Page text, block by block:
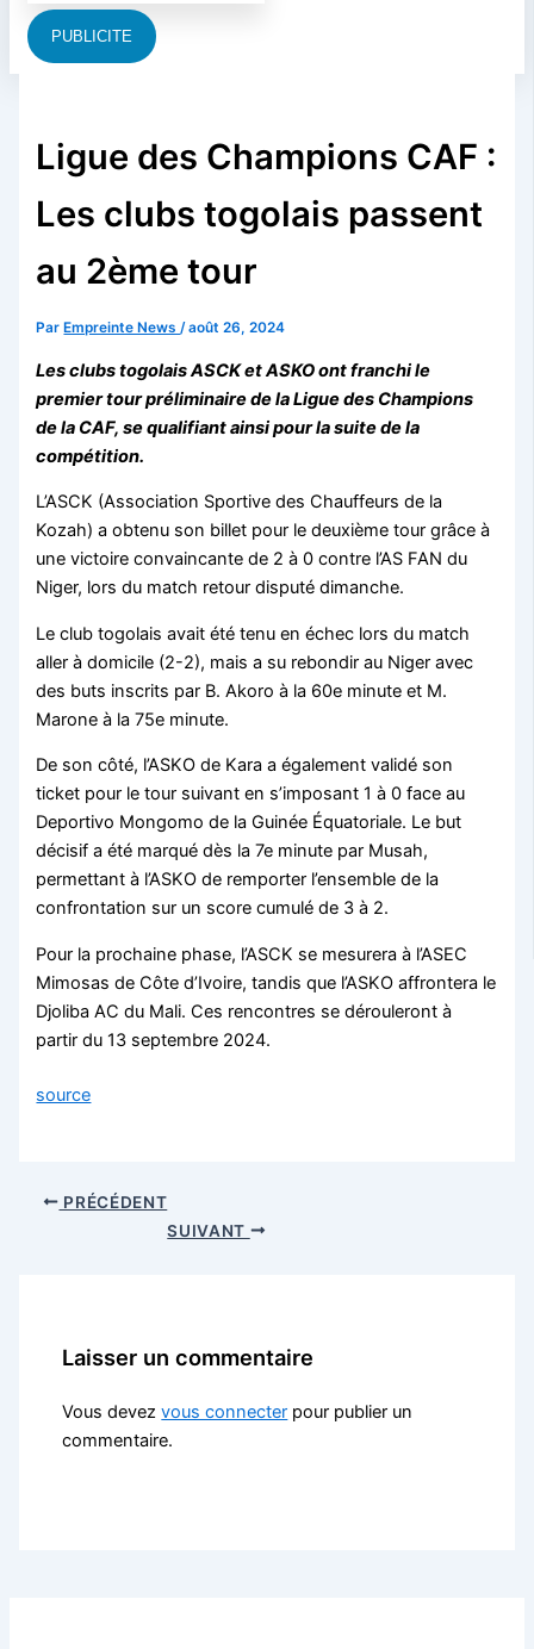
PUBLICITE
Ligue des Champions CAF :
Les clubs togolais passent
au 2ème tour
Par Empreinte News/août 26, 2024
Les clubs togolais ASCK et ASKO ont franchi le
premier tour préliminaire de la Ligue des Champions
de la CAF, se qualifiant ainsi pour la suite de la
compétition.
L’ASCK (Association Sportive des Chauffeurs de la
Kozah) a obtenu son billet pour le deuxième tour grâce à
une victoire convaincante de 2 à 0 contre l’AS FAN du
Niger, lors du match retour disputé dimanche.
Le club togolais avait été tenu en échec lors du match
aller à domicile (2-2), mais a su rebondir au Niger avec
des buts inscrits par B. Akoro à la 60e minute et M.
Marone à la 75e minute.
De son côté, l’ASKO de Kara a également validé son
ticket pour le tour suivant en s’imposant 1 à 0 face au
Deportivo Mongomo de la Guinée Équatoriale. Le but
décisif a été marqué dès la 7e minute par Musah,
permettant à l’ASKO de remporter l’ensemble de la
confrontation sur un score cumulé de 3 à 2.
Pour la prochaine phase, l’ASCK se mesurera à l’ASEC
Mimosas de Côte d’Ivoire, tandis que l’ASKO affrontera le
Djoliba AC du Mali. Ces rencontres se dérouleront à
partir du 13 septembre 2024.
source
PRÉCÉDENT
SUIVANT
Laisser un commentaire
Vous devezvous connecter pour publier un
commentaire.